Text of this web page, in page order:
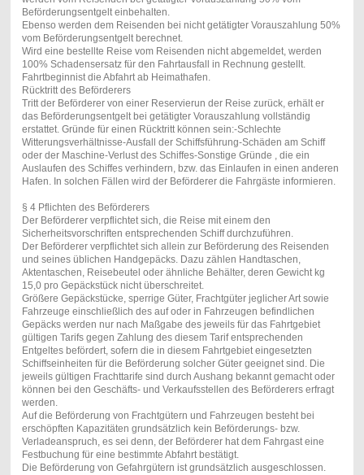
Beförderungsentgelt einbehalten.
Ebenso werden dem Reisenden bei nicht getätigter Vorauszahlung 50%
vom Beförderungsentgelt berechnet.
Wird eine bestellte Reise vom Reisenden nicht abgemeldet, werden
100% Schadensersatz für den Fahrtausfall in Rechnung gestellt.
Fahrtbeginnist die Abfahrt ab Heimathafen.
Rücktritt des Beförderers
Tritt der Beförderer von einer Reservierun der Reise zurück, erhält er
das Beförderungsentgelt bei getätigter Vorauszahlung vollständig
erstattet. Gründe für einen Rücktritt können sein:-Schlechte
Witterungsverhältnisse-Ausfall der Schiffsführung-Schäden am Schiff
oder der Maschine-Verlust des Schiffes-Sonstige Gründe , die ein
Auslaufen des Schiffes verhindern, bzw. das Einlaufen in einen anderen
Hafen. In solchen Fällen wird der Beförderer die Fahrgäste informieren.
§ 4 Pflichten des Beförderers
Der Beförderer verpflichtet sich, die Reise mit einem den
Sicherheitsvorschriften entsprechenden Schiff durchzuführen.
Der Beförderer verpflichtet sich allein zur Beförderung des Reisenden
und seines üblichen Handgepäcks. Dazu zählen Handtaschen,
Aktentaschen, Reisebeutel oder ähnliche Behälter, deren Gewicht kg
15,0 pro Gepäckstück nicht überschreitet.
Größere Gepäckstücke, sperrige Güter, Frachtgüter jeglicher Art sowie
Fahrzeuge einschließlich des auf oder in Fahrzeugen befindlichen
Gepäcks werden nur nach Maßgabe des jeweils für das Fahrtgebiet
gültigen Tarifs gegen Zahlung des diesem Tarif entsprechenden
Entgeltes befördert, sofern die in diesem Fahrtgebiet eingesetzten
Schiffseinheiten für die Beförderung solcher Güter geeignet sind. Die
jeweils gültigen Frachttarife sind durch Aushang bekannt gemacht oder
können bei den Geschäfts- und Verkaufsstellen des Beförderers erfragt
werden.
Auf die Beförderung von Frachtgütern und Fahrzeugen besteht bei
erschöpften Kapazitäten grundsätzlich kein Beförderungs- bzw.
Verladeanspruch, es sei denn, der Beförderer hat dem Fahrgast eine
Festbuchung für eine bestimmte Abfahrt bestätigt.
Die Beförderung von Gefahrgütern ist grundsätzlich ausgeschlossen.